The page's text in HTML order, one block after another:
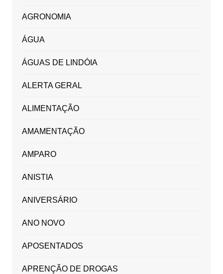
AGRONOMIA
ÁGUA
ÁGUAS DE LINDÓIA
ALERTA GERAL
ALIMENTAÇÃO
AMAMENTAÇÃO
AMPARO
ANISTIA
ANIVERSÁRIO
ANO NOVO
APOSENTADOS
APRENÇÃO DE DROGAS